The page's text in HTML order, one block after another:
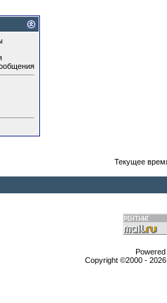
Текущее
Copyright ©2000 -